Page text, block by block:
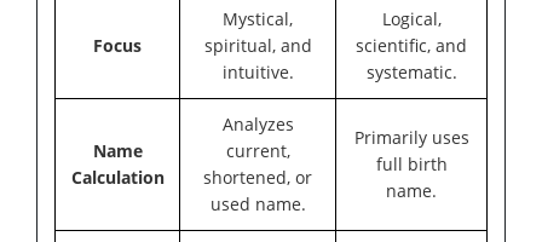
Focus
Mystical,
spiritual, and
intuitive.
Logical,
scientific, and
systematic.
Name
Calculation
Analyzes
current,
shortened, or
used name.
Primarily uses
full birth
name.